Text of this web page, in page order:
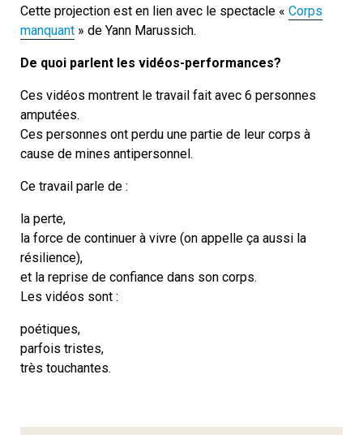
Cette projection est en lien avec le spectacle « Corps
manquant » de Yann Marussich.
De quoi parlent les vidéos-performances?
Ces vidéos montrent le travail fait avec 6 personnes
amputées.
Ces personnes ont perdu une partie de leur corps à
cause de mines antipersonnel.
Ce travail parle de :
la perte,
la force de continuer à vivre (on appelle ça aussi la
résilience),
et la reprise de confiance dans son corps.
Les vidéos sont :
poétiques,
parfois tristes,
très touchantes.